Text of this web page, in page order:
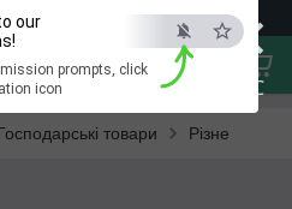
×
ESC
our
prompts, click
icon
товари Різне